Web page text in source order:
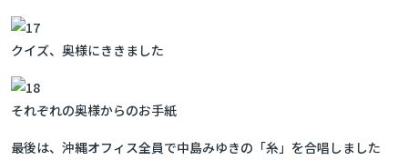
クイズ、奥様にききました
それぞれの奥様からのお手紙
最後は、沖縄オフィス全員で中島みゆきの「糸」を合唱しました